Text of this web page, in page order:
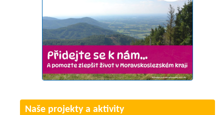
Naše projekty a aktivity